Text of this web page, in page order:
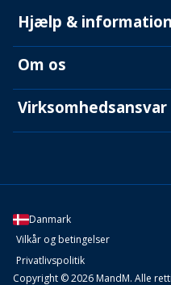
Hjælp & information
Om os
Virksomhedsansvar
Danmark
Vilkår og betingelser
Privatlivspolitik
Copyright © 2026 MandM. Alle